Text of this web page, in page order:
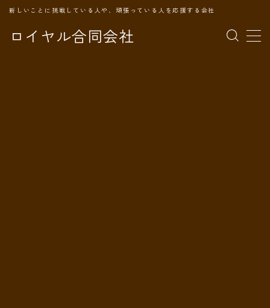
ロイヤル合同会社
新しいことに挑戦している人や、頑張っている人を応援する会社
MENU